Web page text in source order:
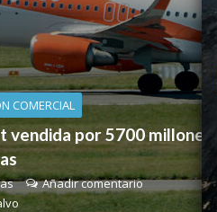
COMERCIAL
vendida por 5700 millones
Añadir comentario